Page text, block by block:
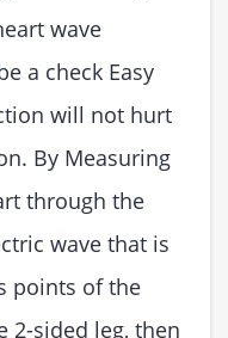
wave
a check Easy
will not hurt
By Measuring
through the
wave that is
points of the
2-sided leg, then